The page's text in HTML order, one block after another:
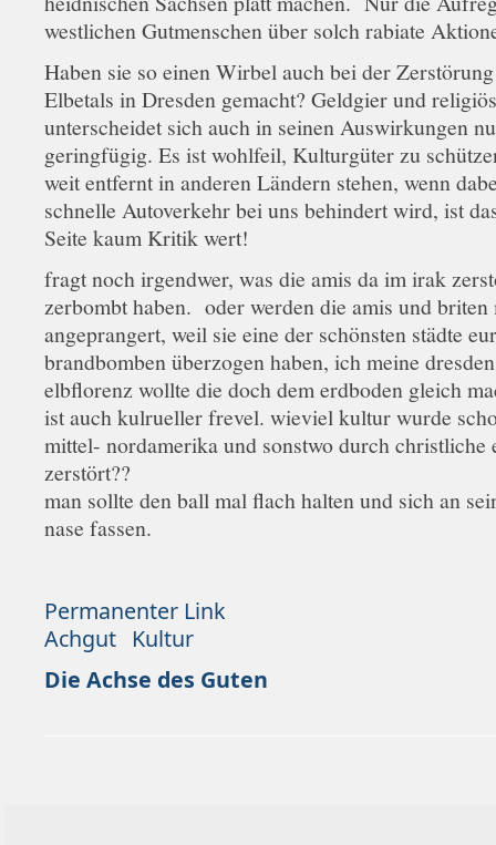
westlichen Gutmenschen über solch rabiate
Haben sie so einen Wirbel auch bei der
Elbetals in Dresden gemacht? Geldgier und
unterscheidet sich auch in seinen Auswirkungen
geringfügig. Es ist wohlfeil, Kulturgüter zu
weit entfernt in anderen Ländern stehen, wenn
schnelle Autoverkehr bei uns behindert wird, ist
Seite kaum Kritik wert!
fragt noch irgendwer, was die amis da im irak
zerbombt haben. oder werden die amis und briten
angeprangert, weil sie eine der schönsten städte
brandbomben überzogen haben, ich meine
elbflorenz wollte die doch dem erdboden gleich
ist auch kulrueller frevel. wieviel kultur wurde
mittel- nordamerika und sonstwo durch christliche
zerstört??
man sollte den ball mal flach halten und sich an
nase fassen.
Permanenter Link
Achgut Kultur
Die Achse des Guten